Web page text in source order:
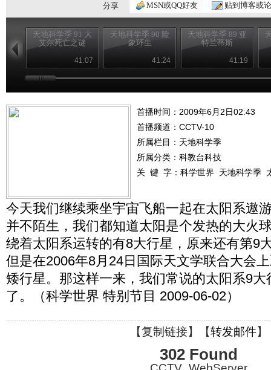
分享
MSN或QQ好友 贴到博客或
天地科学季 91 大
艾尔死亡之谜
41:07
天地科学季 90 险
象环生
41:24
天地科学季 89 亚
特兰蒂斯
41:19
首播时间：2009年6月2日02:43
首播频道： CCTV-10
所属栏目： 天地科学季
所属分类：科教台科技
关 键 字： 科学世界 天地科学季
今天我们继续乘坐宇宙飞船一起在太阳系遨
并不陌生，我们都知道太阳是个发热的大火
绕着太阳系运转的有8大行星，原来还有第9
但是在2006年8月24日国际天文学联合大会
矮行星。那这样一来，我们常说的太阳系9
了。（科学世界 特别节目 2009-06-02）
【复制链接】【转发邮件】
302 Found